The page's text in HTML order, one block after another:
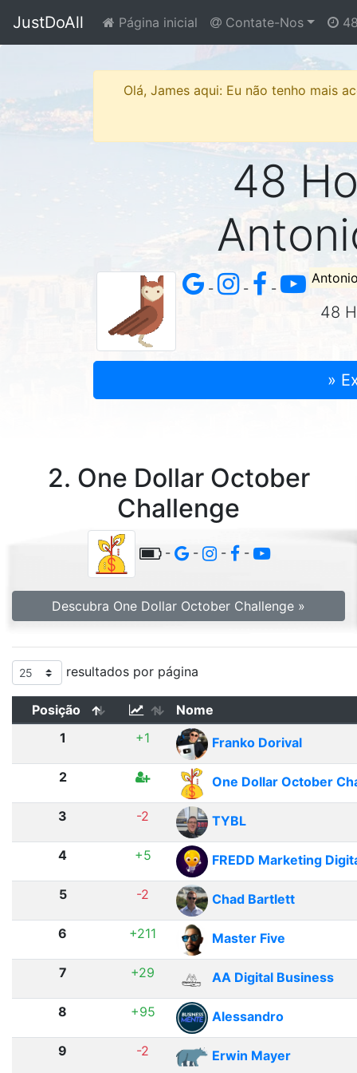
JustDoAll Página inicial Contate-Nos
Olá, James aqui: Eu não tenho mais
48
- - -
48
»
2. One Dollar October
Challenge
- - - -
Descubra One Dollar October Challenge »
resultados por página
Posição
Nome
1
+1 Franko Dorival
2 One Dollar October
3 -2 TYBL
4 +5 FREDD Marketing
5 -2 Chad Bartlett
6 +211 Master Five
7 +29 AA Digital Business
8 +95 Alessandro
9 -2 Erwin Mayer